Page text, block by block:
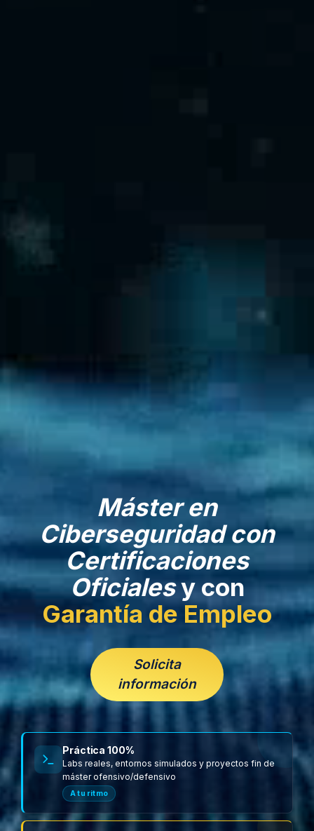
Máster en
Ciberseguridad con
Certificaciones
Oficialesy con
Garantía de Empleo
Solicita
información
Práctica 100%
Labs reales, entornos simulados y proyectos fin de
máster ofensivo/defensivo
A tu ritmo